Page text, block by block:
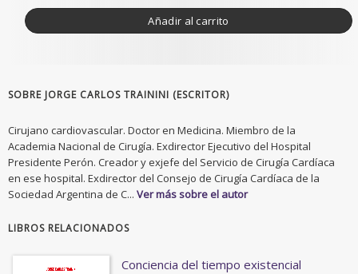
Añadir al carrito
SOBRE JORGE CARLOS TRAININI (ESCRITOR)
Cirujano cardiovascular. Doctor en Medicina. Miembro de la
Academia Nacional de Cirugía. Exdirector Ejecutivo del Hospital
Presidente Perón. Creador y exjefe del Servicio de Cirugía Cardíaca
en ese hospital. Exdirector del Consejo de Cirugía Cardíaca de la
Sociedad Argentina de C... Ver más sobre el autor
LIBROS RELACIONADOS
Conciencia del tiempo existencial